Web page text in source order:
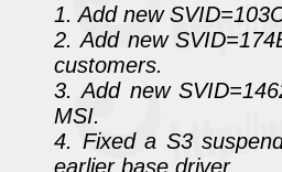
1. Add new
2. Add new
customers.
3. Add new
MSI.
4. Fixed a S3
earlier base driver.